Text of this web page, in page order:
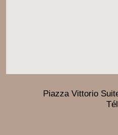
Piazza Vittorio